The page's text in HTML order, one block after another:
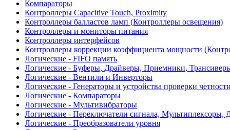
Компараторы
Контроллеры Capacitive Touch, Proximity
Контроллеры балластов ламп (Контроллеры освещения)
Контроллеры и мониторы питания
Контроллеры интерфейсов
Контроллеры коррекции коэффициента мощности
Логические - FIFO память
Логические - Буферы, Драйверы, Приемники,
Логические - Вентили и Инверторы
Логические - Генераторы и устройства проверки четности
Логические - Компараторы
Логические - Мультивибраторы
Логические - Переключатели сигнала, Мультиплексоры,
Логические - Преобразователи уровня